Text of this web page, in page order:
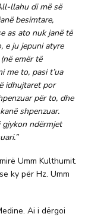
llahu di më së
besimtare,
as ato nuk janë të
e ju jepuni atyre
emër të
me to, pasi t’ua
idhujtaret por
për to, dhe
shpenzuar.
ndërmjet
Umm Kulthumit.
ky për Hz. Umm
Ai i dërgoi